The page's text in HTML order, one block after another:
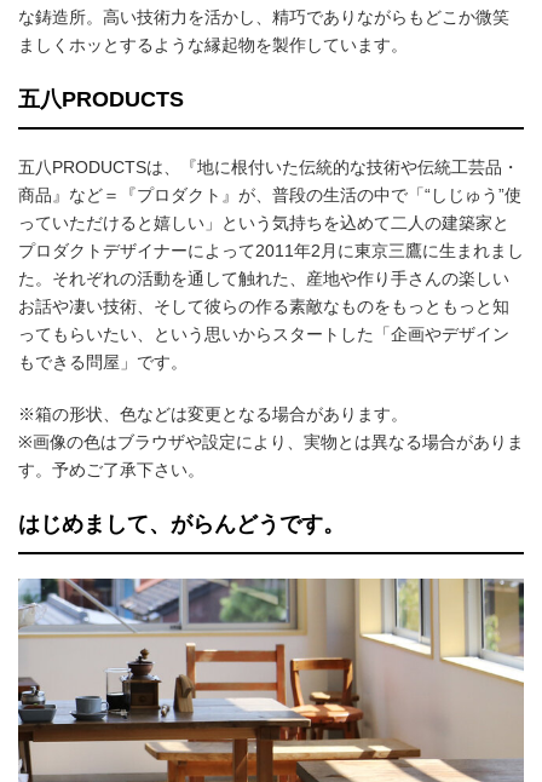
な鋳造所。高い技術力を活かし、精巧でありながらもどこか微笑
ましくホッとするような縁起物を製作しています。
五八PRODUCTS
五八PRODUCTSは、『地に根付いた伝統的な技術や伝統工芸品・
商品』など＝『プロダクト』が、普段の生活の中で「“しじゅう”使
っていただけると嬉しい」という気持ちを込めて二人の建築家と
プロダクトデザイナーによって2011年2月に東京三鷹に生まれまし
た。それぞれの活動を通して触れた、産地や作り手さんの楽しい
お話や凄い技術、そして彼らの作る素敵なものをもっともっと知
ってもらいたい、という思いからスタートした「企画やデザイン
もできる問屋」です。
※箱の形状、色などは変更となる場合があります。
※画像の色はブラウザや設定により、実物とは異なる場合がありま
す。予めご了承下さい。
はじめまして、がらんどうです。